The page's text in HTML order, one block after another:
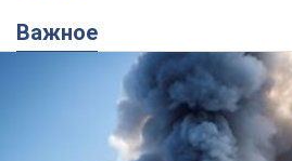
Важное